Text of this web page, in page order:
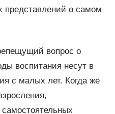
представлений о самом
вопрос о
воспитания несут в
с малых лет. Когда же